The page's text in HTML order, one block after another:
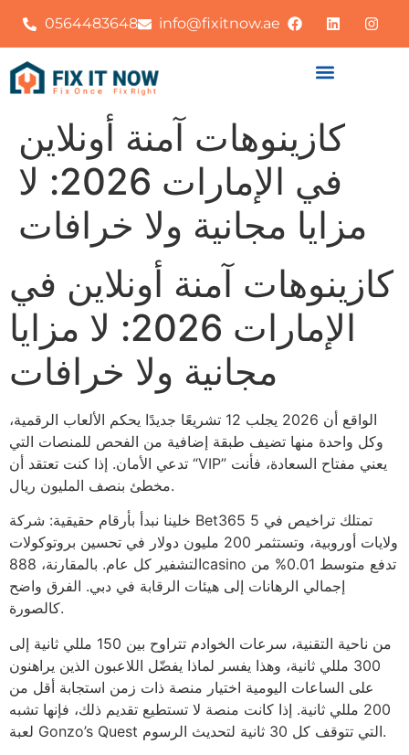
0564483648 info@fixitnow.ae
كازينوهات آمنة أونلاين
في الإمارات 2026: لا
مزايا مجانية ولا خرافات
كازينوهات آمنة أونلاين في
الإمارات 2026: لا مزايا
مجانية ولا خرافات
الواقع أن 2026 يجلب 12 تشريعًا جديدًا يحكم الألعاب الرقمية،
وكل واحدة منها تضيف طبقة إضافية من الفحص للمنصات التي
تدعي الأمان. إذا كنت تعتقد أن “VIP” يعني مفتاح السعادة، فأنت
مخطئ بنصف المليون ريال.
خلينا نبدأ بأرقام حقيقية: شركة Bet365 تمتلك تراخيص في 5
ولايات أوروبية، وتستثمر 200 مليون دولار في تحسين بروتوكولات
التشفير كل عام. بالمقارنة، 888casino تدفع متوسط 0.01% من
إجمالي الرهانات إلى هيئات الرقابة في دبي. الفرق واضح
كالصورة.
من ناحية التقنية، سرعات الخوادم تتراوح بين 150 مللي ثانية إلى
300 مللي ثانية، وهذا يفسر لماذا يفضّل اللاعبون الذين يراهنون
على الساعات اليومية اختيار منصة ذات زمن استجابة أقل من
200 مللي ثانية. إذا كانت منصة لا تستطيع تقديم ذلك، فإنها تشبه
لعبة Gonzo’s Quest التي تتوقف كل 30 ثانية لتحديث الرسوم.